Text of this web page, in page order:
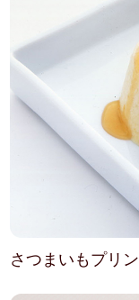
さつまいもプリン